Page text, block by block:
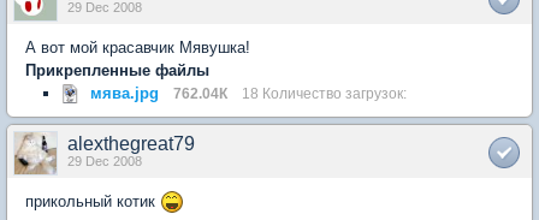
29 Dec 2008
А вот мой красавчик Мявушка!
Прикрепленные файлы
мява.jpg
762.04К 18 Количество загрузок:
alexthegreat79
29 Dec 2008
прикольный котик